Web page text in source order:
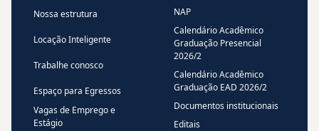
Nossa estrutura
Locação Inteligente
Trabalhe conosco
Espaço para Egressos
Vagas de Emprego e
Estágio
NAP
Calendário Acadêmico
Graduação Presencial
2026/2
Calendário Acadêmico
Graduação EAD 2026/2
Documentos institucionais
Editais